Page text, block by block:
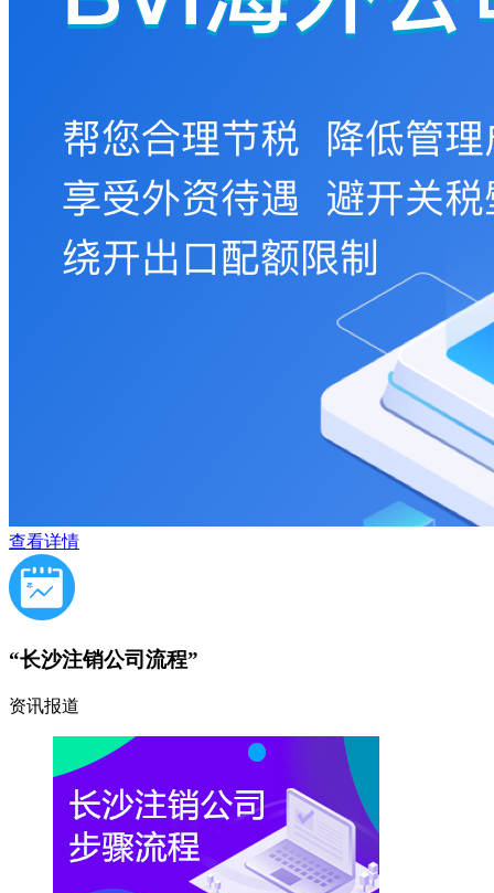
查看详情
“长沙注销公司流程”
资讯报道